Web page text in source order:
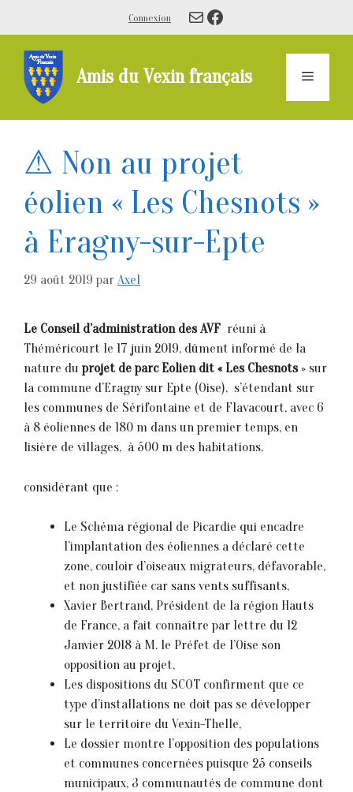
contenu
Connexion E-mailFacebook
Amis du Vexin français Menu
⚠ Non au projet
éolien « Les Chesnots »
à Eragny-sur-Epte
29 août 2019 par Axel
Le Conseil d’administration des AVF réuni à
Théméricourt le 17 juin 2019, dûment informé de la
nature du projet de parc Eolien dit « Les Chesnots» sur
la commune d’Eragny sur Epte (Oise), s’étendant sur
les communes de Sérifontaine et de Flavacourt, avec 6
à 8 éoliennes de 180 m dans un premier temps, en
lisière de villages, à 500 m des habitations,
considérant que :
Le Schéma régional de Picardie qui encadre
l’implantation des éoliennes a déclaré cette
zone, couloir d’oiseaux migrateurs, défavorable,
et non justifiée car sans vents suffisants,
Xavier Bertrand, Président de la région Hauts
de France, a fait connaître par lettre du 12
Janvier 2018 à M. le Préfet de l’Oise son
opposition au projet,
Les dispositions du SCOT confirment que ce
type d’installations ne doit pas se développer
sur le territoire du Vexin-Thelle,
Le dossier montre l’opposition des populations
et communes concernées puisque 25 conseils
municipaux, 3 communautés de commune dont